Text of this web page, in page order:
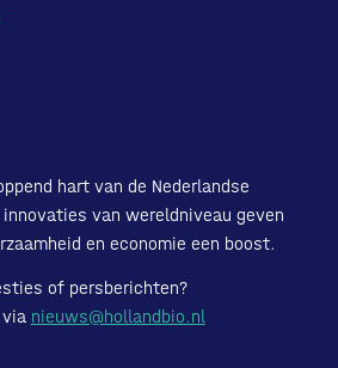
hart van de Nederlandse
van wereldniveau geven
en economie een boost.
of persberichten?
nieuws@hollandbio.nl